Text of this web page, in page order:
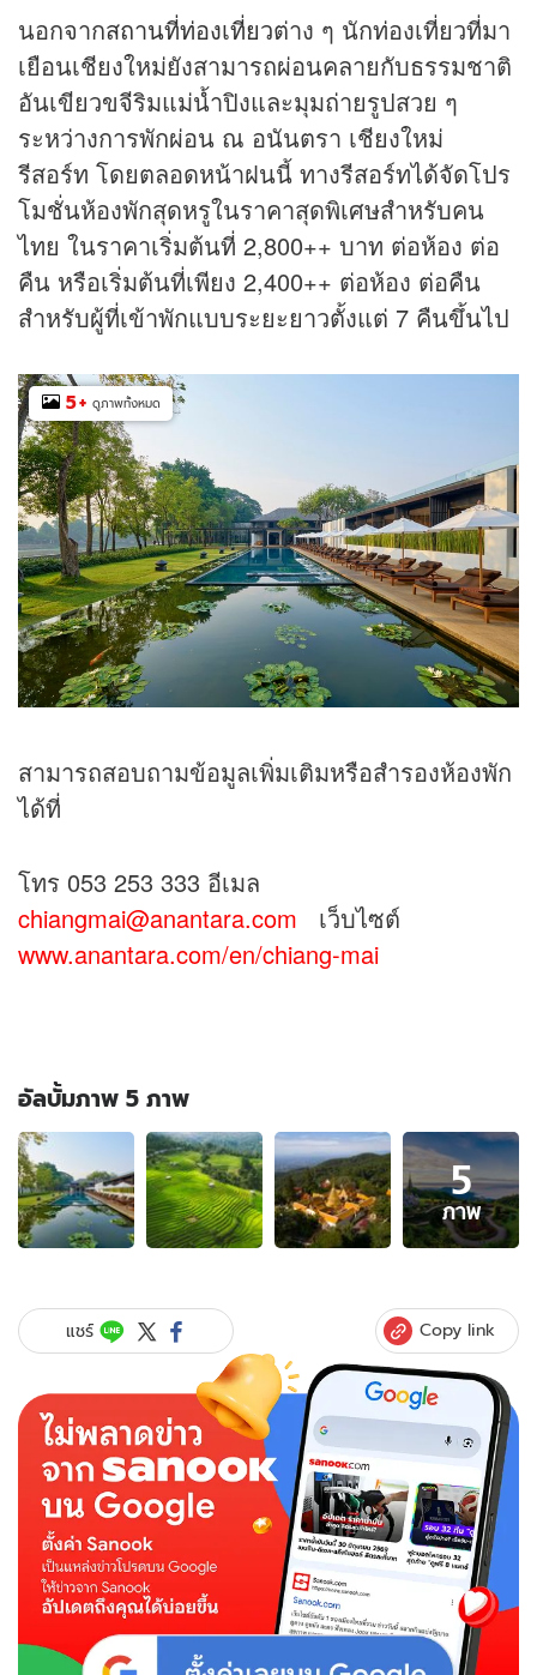
นอกจากสถานที่ท่องเที่ยวต่าง ๆ นักท่องเที่ยวที่มา
เยือนเชียงใหม่ยังสามารถผ่อนคลายกับธรรมชาติ
อันเขียวขจีริมแม่น้ำปิงและมุมถ่ายรูปสวย ๆ
ระหว่างการพักผ่อน ณ อนันตรา เชียงใหม่
รีสอร์ท โดยตลอดหน้าฝนนี้ ทางรีสอร์ทได้จัดโปร
โมชั่นห้องพักสุดหรูในราคาสุดพิเศษสำหรับคน
ไทย ในราคาเริ่มต้นที่ 2,800++ บาท ต่อห้อง ต่อ
คืน หรือเริ่มต้นที่เพียง 2,400++ ต่อห้อง ต่อคืน
สำหรับผู้ที่เข้าพักแบบระยะยาวตั้งแต่ 7 คืนขึ้นไป
5+ ดูภาพทั้งหมด
สามารถสอบถามข้อมูลเพิ่มเติมหรือสำรองห้องพัก
ได้ที่
โทร 053 253 333 อีเมล
chiangmai@anantara.com เว็บไซต์
www.anantara.com/en/chiang-mai
อัลบั้มภาพ 5 ภาพ
อัลบั้ม
ภาพ
5
ภาพ
ของ
และ
แหล่ง
เที่ยว
หน้า
เชียงใหม่
หมด
เมื่อ
ต้อง
5
ภาพ
แชร์ Copy link